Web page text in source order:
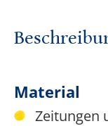
Material
Zeitungen